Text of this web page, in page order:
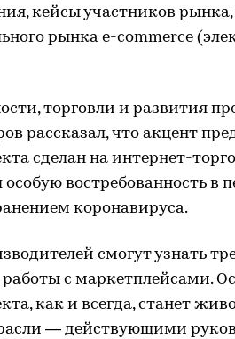
кейсы участников
рынка e-commerce
торговли и развития
рассказал, что акцент
сделан на интернет-
востребованность в
коронавируса.
смогут узнать
работы с маркетплейсами.
как и всегда, станет
— действующими